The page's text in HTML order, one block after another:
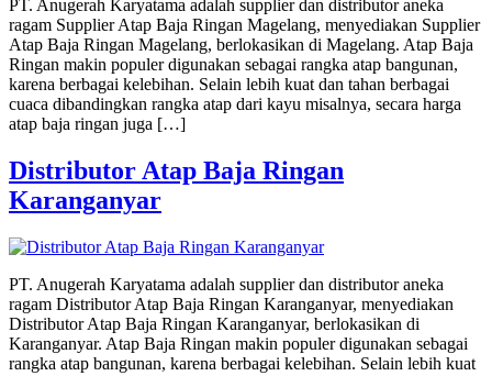
PT. Anugerah Karyatama adalah supplier dan distributor aneka
ragam Supplier Atap Baja Ringan Magelang, menyediakan Supplier
Atap Baja Ringan Magelang, berlokasikan di Magelang. Atap Baja
Ringan makin populer digunakan sebagai rangka atap bangunan,
karena berbagai kelebihan. Selain lebih kuat dan tahan berbagai
cuaca dibandingkan rangka atap dari kayu misalnya, secara harga
atap baja ringan juga […]
Distributor Atap Baja Ringan
Karanganyar
PT. Anugerah Karyatama adalah supplier dan distributor aneka
ragam Distributor Atap Baja Ringan Karanganyar, menyediakan
Distributor Atap Baja Ringan Karanganyar, berlokasikan di
Karanganyar. Atap Baja Ringan makin populer digunakan sebagai
rangka atap bangunan, karena berbagai kelebihan. Selain lebih kuat